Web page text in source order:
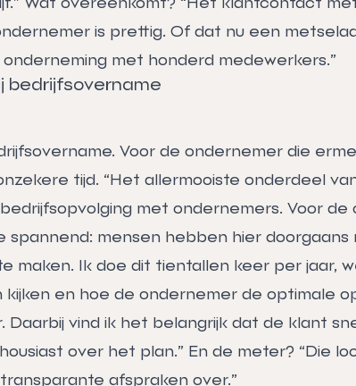
is prettig. Of dat nu een
met honderd medewerkers.”
bedrijfsovername
Voor de ondernemer die
tijd. “Het allermooiste onderdeel
met ondernemers. Voor de
spannend: mensen hebben hier doorgaans
maken. Ik doe dit tientallen keer per jaar,
kijken en hoe de ondernemer de optimale
Daarbij vind ik het belangrijk dat de klant
over het plan.” En de meter? “Die
afspraken over.”